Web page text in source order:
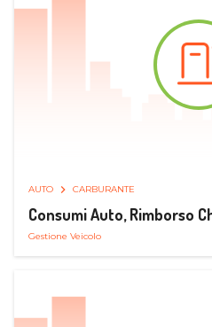
AUTO CARBURANTE
Consumi Auto, Rimborso
Gestione Veicolo